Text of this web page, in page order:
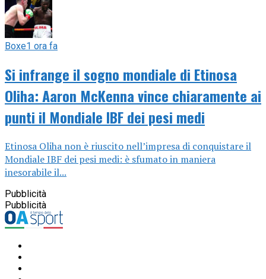
Boxe1 ora fa
Si infrange il sogno mondiale di Etinosa
Oliha: Aaron McKenna vince chiaramente ai
punti il Mondiale IBF dei pesi medi
Etinosa Oliha non è riuscito nell’impresa di conquistare il
Mondiale IBF dei pesi medi: è sfumato in maniera
inesorabile il...
Pubblicità
Pubblicità